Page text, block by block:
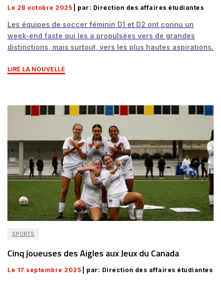
Le 28 octobre 2025 | par: Direction des affaires étudiantes
Les équipes de soccer féminin D1 et D2 ont connu un
week-end faste qui les a propulsées vers de grandes
distinctions, mais surtout, vers les plus hautes aspirations.
LIRE LA NOUVELLE
SPORTS
Cinq joueuses des Aigles aux Jeux du Canada
Le 17 septembre 2025 | par: Direction des affaires étudiantes